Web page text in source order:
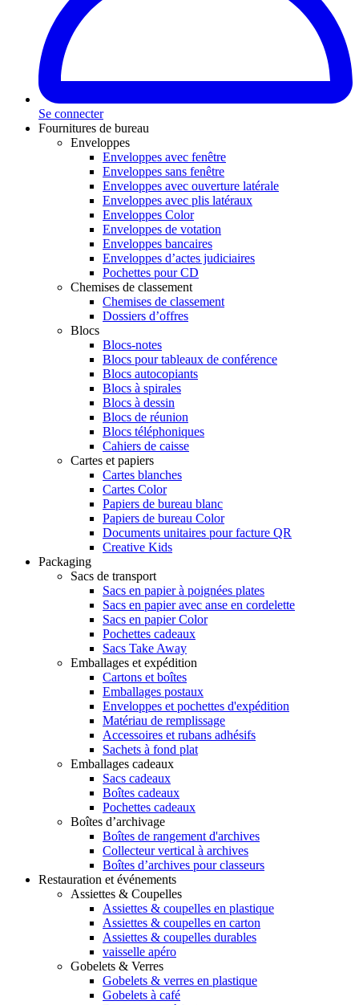
Se connecter
Fournitures de bureau
Enveloppes
Enveloppes avec fenêtre
Enveloppes sans fenêtre
Enveloppes avec ouverture latérale
Enveloppes avec plis latéraux
Enveloppes Color
Enveloppes de votation
Enveloppes bancaires
Enveloppes d’actes judiciaires
Pochettes pour CD
Chemises de classement
Chemises de classement
Dossiers d’offres
Blocs
Blocs-notes
Blocs pour tableaux de conférence
Blocs autocopiants
Blocs à spirales
Blocs à dessin
Blocs de réunion
Blocs téléphoniques
Cahiers de caisse
Cartes et papiers
Cartes blanches
Cartes Color
Papiers de bureau blanc
Papiers de bureau Color
Documents unitaires pour facture QR
Creative Kids
Packaging
Sacs de transport
Sacs en papier à poignées plates
Sacs en papier avec anse en cordelette
Sacs en papier Color
Pochettes cadeaux
Sacs Take Away
Emballages et expédition
Cartons et boîtes
Emballages postaux
Enveloppes et pochettes d'expédition
Matériau de remplissage
Accessoires et rubans adhésifs
Sachets à fond plat
Emballages cadeaux
Sacs cadeaux
Boîtes cadeaux
Pochettes cadeaux
Boîtes d’archivage
Boîtes de rangement d'archives
Collecteur vertical à archives
Boîtes d’archives pour classeurs
Restauration et événements
Assiettes & Coupelles
Assiettes & coupelles en plastique
Assiettes & coupelles en carton
Assiettes & coupelles durables
vaisselle apéro
Gobelets & Verres
Gobelets & verres en plastique
Gobelets à café